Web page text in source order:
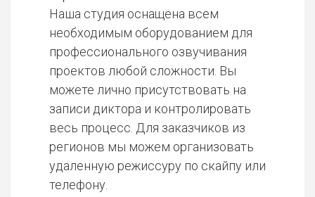
Наша студия оснащена всем
необходимым оборудованием для
профессионального озвучивания
проектов любой сложности. Вы
можете лично присутствовать на
записи диктора и контролировать
весь процесс. Для заказчиков из
регионов мы можем организовать
удаленную режиссуру по скайпу или
телефону.